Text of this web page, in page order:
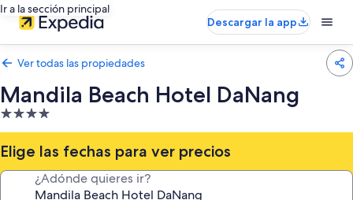
Ir a la sección principal
Descargar la app
Ver todas las propiedades
Mandila Beach Hotel DaNang
Propiedad
de
4.0
estrellas
Elige las fechas para ver precios
¿Adónde quieres ir?